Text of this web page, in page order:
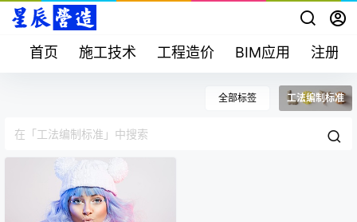
首页 施工技术 工程造价 BIM应用 注册考
全部标签 工法编制标准